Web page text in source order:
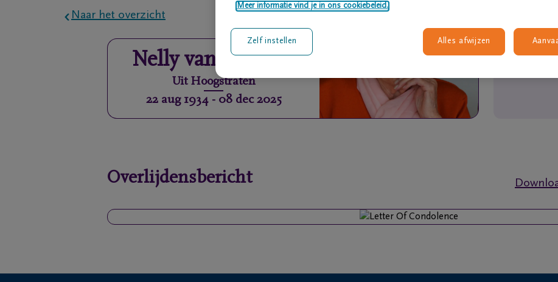
Naar het overzicht
Nelly van Dongen
Uit Hoogstraten
22 aug 1934- 08 dec 2025
Overlijdensbericht
Meer informatie vind je in ons cookiebeleid.
Alles afwijzen
Zelf instellen